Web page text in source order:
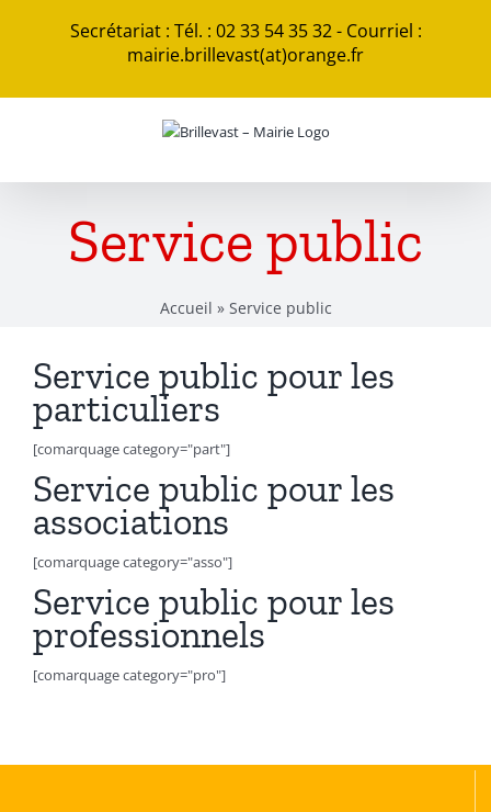
Secrétariat : Tél. : 02 33 54 35 32 - Courriel :
mairie.brillevast(at)orange.fr
Service public
Accueil » Service public
Service public pour les
particuliers
[comarquage category="part"]
Service public pour les
associations
[comarquage category="asso"]
Service public pour les
professionnels
[comarquage category="pro"]